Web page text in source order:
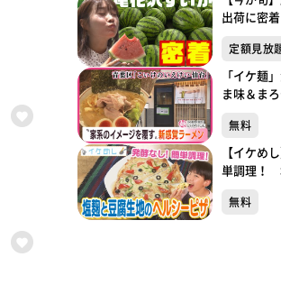
出荷に密
定額見放
「イケ麺
ま味＆ま
けのいえ
台・青葉区
無料
【イケめ
単調理！
無料